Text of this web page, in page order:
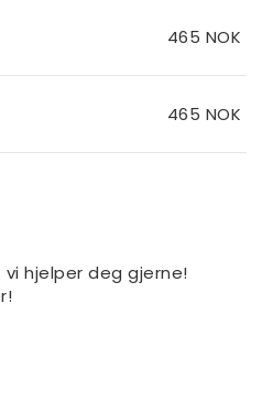
465 NOK
465 NOK
hjelper deg gjerne!